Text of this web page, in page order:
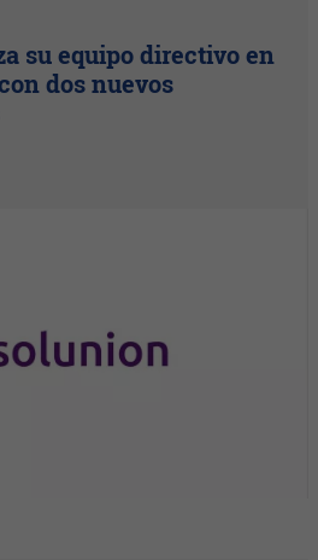
su equipo directivo en
dos nuevos